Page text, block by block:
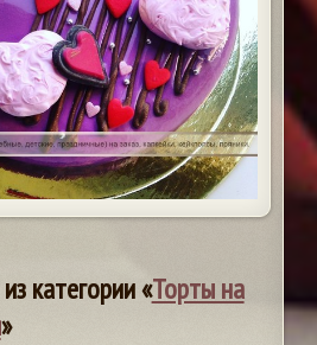
категории «Торты на
»